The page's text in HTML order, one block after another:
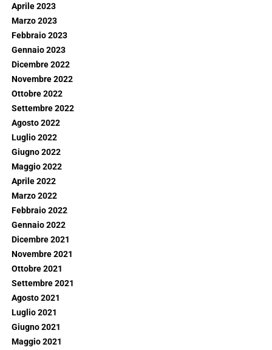
Aprile 2023
Marzo 2023
Febbraio 2023
Gennaio 2023
Dicembre 2022
Novembre 2022
Ottobre 2022
Settembre 2022
Agosto 2022
Luglio 2022
Giugno 2022
Maggio 2022
Aprile 2022
Marzo 2022
Febbraio 2022
Gennaio 2022
Dicembre 2021
Novembre 2021
Ottobre 2021
Settembre 2021
Agosto 2021
Luglio 2021
Giugno 2021
Maggio 2021